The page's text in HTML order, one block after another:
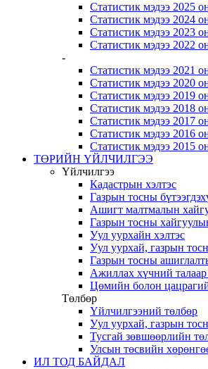
Статистик мэдээ 2025
Статистик мэдээ 2024
Статистик мэдээ 2023
Статистик мэдээ 2022
-
Статистик мэдээ 2021
Статистик мэдээ 2020
Статистик мэдээ 2019
Статистик мэдээ 2018
Статистик мэдээ 2017
Статистик мэдээ 2016
Статистик мэдээ 2015
ТӨРИЙН ҮЙЛЧИЛГЭЭ
Үйлчилгээ
Кадастрын хэлтэс
Газрын тосны
Ашигт малтмалын
Газрын тосны
Уул уурхайн хэлтэс
Уул уурхай, газрын
Газрын тосны
Ажиллах хүчний талаар
Цөмийн болон
Төлбөр
Үйлчилгээний төлбөр
Уул уурхай, газрын
Тусгай зөвшөөрлийн
Улсын төсвийн
ИЛ ТОД БАЙДАЛ